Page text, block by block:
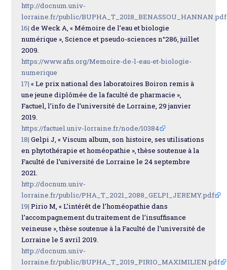
http://docnum.univ-
lorraine.fr/public/BUPHA_T_2018_BENASSOU_HANNAN.pdf
16| de Weck A, « Mémoire de l’eau et biologie
numérique », Science et pseudo-sciences n°286, juillet
2009.
https://www.afis.org/Memoire-de-l-eau-et-biologie-
numerique
17| « Le prix national des laboratoires Boiron remis à
une jeune diplômée de la faculté de pharmacie »,
Factuel, l’info de l’université de Lorraine, 29 janvier
2019.
https://factuel.univ-lorraine.fr/node/10384
18| Gelpi J, « Viscum album, son histoire, ses utilisations
en phytothérapie et homéopathie », thèse soutenue à la
Faculté de l’université de Lorraine le 24 septembre
2021.
http://docnum.univ-
lorraine.fr/public/PHA_T_2021_2088_GELPI_JEREMY.pdf
19| Pirio M, « L’intérêt de l’homéopathie dans
l’accompagnement du traitement de l’insuffisance
veineuse », thèse soutenue à la Faculté de l’université de
Lorraine le 5 avril 2019.
http://docnum.univ-
lorraine.fr/public/BUPHA_T_2019_PIRIO_MAXIMILIEN.pdf